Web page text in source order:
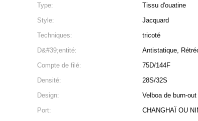
Type:
Tissu d'ouatine
Style:
Jacquard
Techniques:
tricoté
D&#39;entité:
Antistatique,
Compte de filé:
75D/144F
Densité:
28S/32S
Design:
Velboa de burn-out
Port:
CHANGHAÏ OU